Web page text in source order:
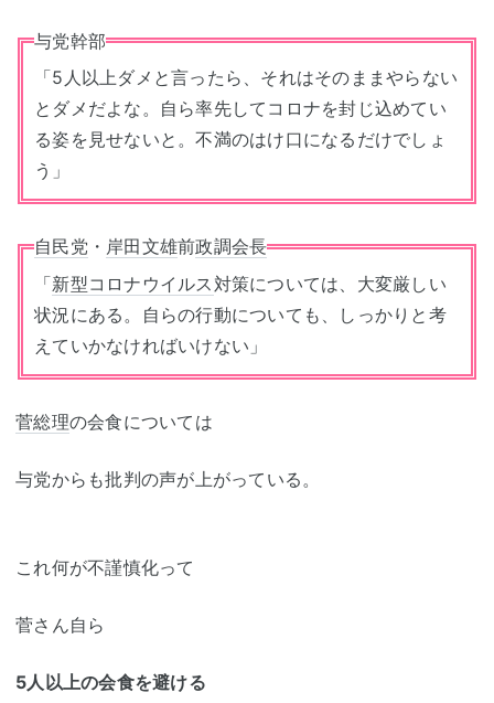
与党幹部
「5人以上ダメと言ったら、それはそのままやらない
とダメだよな。自ら率先してコロナを封じ込めてい
る姿を見せないと。不満のはけ口になるだけでしょ
う」
自民党 ・ 岸田文雄前政調会長
「新型コロナウイルス 対策については、大変厳しい
状況にある。自らの行動についても、しっかりと考
えていかなければいけない」
菅総理の会食については
与党からも批判の声が上がっている。
これ何が不謹慎化って
菅さん自ら
5人以上の会食を避ける